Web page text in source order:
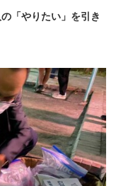
「やりたい」を引き